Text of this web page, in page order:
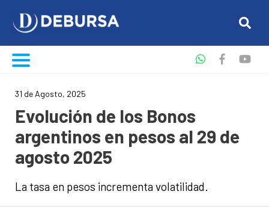
31 de Agosto, 2025
Evolución de los Bonos
argentinos en pesos al 29 de
agosto 2025
La tasa en pesos incrementa volatilidad.